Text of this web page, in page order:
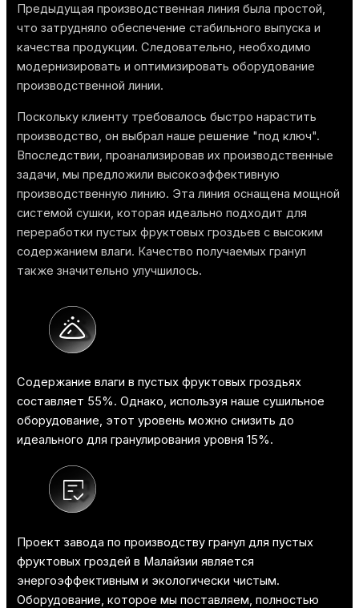
Предыдущая производственная линия была простой,
что затрудняло обеспечение стабильного выпуска и
качества продукции. Следовательно, необходимо
модернизировать и оптимизировать оборудование
производственной линии.
Поскольку клиенту требовалось быстро нарастить
производство, он выбрал наше решение "под ключ".
Впоследствии, проанализировав их производственные
задачи, мы предложили высокоэффективную
производственную линию. Эта линия оснащена мощной
системой сушки, которая идеально подходит для
переработки пустых фруктовых гроздьев с высоким
содержанием влаги. Качество получаемых гранул
также значительно улучшилось.
Содержание влаги в пустых фруктовых гроздьях
составляет 55%. Однако, используя наше сушильное
оборудование, этот уровень можно снизить до
идеального для гранулирования уровня 15%.
Проект завода по производству гранул для пустых
фруктовых гроздей в Малайзии является
энергоэффективным и экологически чистым.
Оборудование, которое мы поставляем, полностью